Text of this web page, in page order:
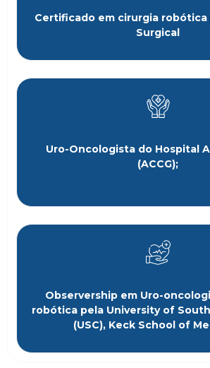
Certificado em cirurgia
Surgical
Uro-Oncologista do Hospital
(ACCG);
Observership em Uro-
robótica pela University of
(USC), Keck School of